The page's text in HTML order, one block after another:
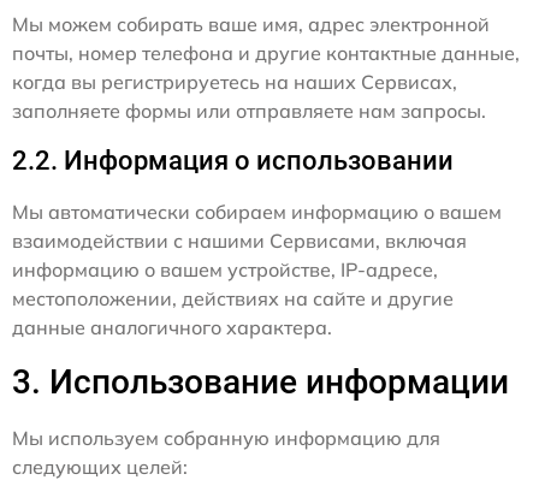
Мы можем собирать ваше имя, адрес электронной
почты, номер телефона и другие контактные данные,
когда вы регистрируетесь на наших Сервисах,
заполняете формы или отправляете нам запросы.
2.2. Информация о использовании
Мы автоматически собираем информацию о вашем
взаимодействии с нашими Сервисами, включая
информацию о вашем устройстве, IP-адресе,
местоположении, действиях на сайте и другие
данные аналогичного характера.
3. Использование информации
Мы используем собранную информацию для
следующих целей: